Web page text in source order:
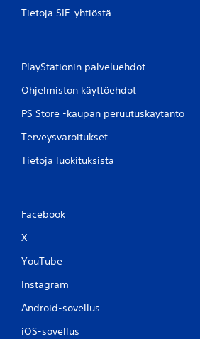
Tietoja SIE-yhtiöstä
PlayStationin palveluehdot
Ohjelmiston käyttöehdot
PS Store -kaupan peruutuskäytäntö
Terveysvaroitukset
Tietoja luokituksista
Facebook
X
YouTube
Instagram
Android-sovellus
iOS-sovellus